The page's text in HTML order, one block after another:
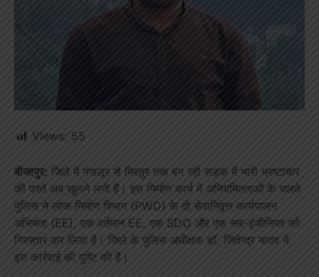
Views: 55
बीजापुर: जिले में गंगालूर से मिरतुर तक बन रही सड़क में भारी भ्रष्टाचार
की परतें अब खुलने लगी हैं। इस निर्माण कार्य में अनियमितताओं के चलते
पुलिस ने लोक निर्माण विभाग (PWD) के दो सेवानिवृत्त कार्यपालन
अभियंता (EE), एक वर्तमान EE, एक SDO और एक सब-इंजीनियर को
गिरफ्तार कर लिया है। जिले के पुलिस अधीक्षक डॉ. जितेन्द्र यादव ने
इस कार्रवाई की पुष्टि की है।